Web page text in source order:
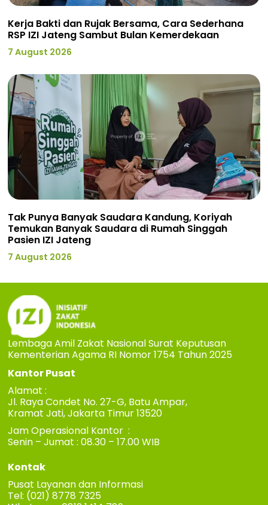
Kerja Bakti dan Rujak Bersama, Cara Sederhana
RSP IZI Jateng Sambut Bulan Kemerdekaan
7 August 2026
Tak Punya Banyak Saudara Kandung, Koriyah
Temukan Banyak Saudara di Rumah Singgah
Pasien IZI Jateng
7 August 2026
Lembaga Amil Zakat Nasional Surat Keputusan
Kementerian Agama RI Nomor 1754 Tahun 2025
Kantor Pusat
Alamat :
Jl. Raya Condet No. 27-G, Batu Ampar,
Kramat Jati, Jakarta Timur 13520
Jam Operasional Kantor :
Senin – Jumat : 08.30 – 17.00 WIB
Kontak
Pusat Layanan dan Informasi
Tel: (021) 8778 7325